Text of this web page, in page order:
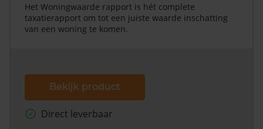
Het Woningwaarde rapport is hét complete
taxatierapport om tot een juiste waarde inschatting
van een woning te komen.
Bekijk product
Direct leverbaar